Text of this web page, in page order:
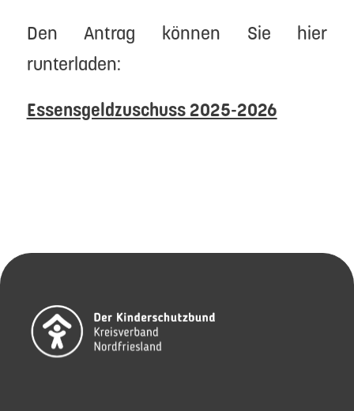
Den Antrag können Sie hier
runterladen:
Essensgeldzuschuss 2025-2026